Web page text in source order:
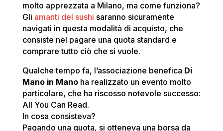
molto apprezzata a Milano, ma come funziona?
Gli amanti del sushi saranno sicuramente
navigati in questa modalità di acquisto, che
consiste nel pagare una quota standard e
comprare tutto ciò che si vuole.
Qualche tempo fa, l’associazione benefica Di
Mano in Manoha realizzato un evento molto
particolare, che ha riscosso notevole successo:
All You Can Read.
In cosa consisteva?
Pagando una quota, si otteneva una borsa da